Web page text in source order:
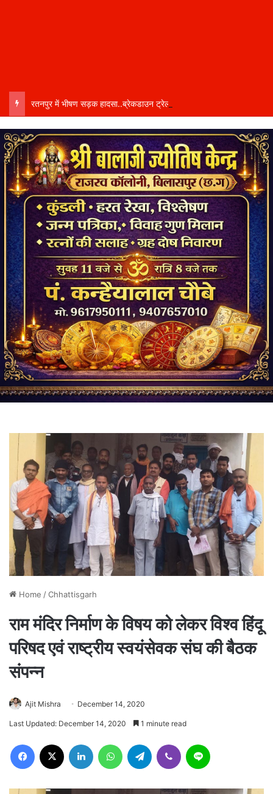
Home /Chhattisgarh
राम मंदिर निर्माण के विषय को लेकर विश्व हिंदू
परिषद एवं राष्ट्रीय स्वयंसेवक संघ की बैठक
संपन्न
Ajit Mishra December 14, 2020
Last Updated: December 14, 2020 1 minute read
Facebook LinkedIn WhatsAppTelegram Viber